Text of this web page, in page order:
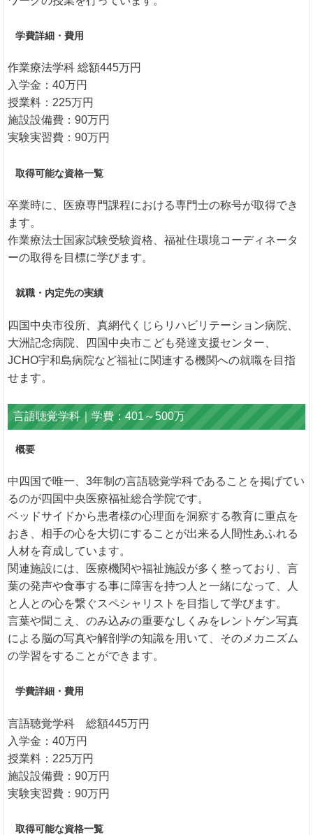
学費詳細・費用
作業療法学科 総額445万円
入学金：40万円
授業料：225万円
施設設備費：90万円
実験実習費：90万円
取得可能な資格一覧
卒業時に、医療専門課程における専門士の称号が取得でき
ます。
作業療法士国家試験受験資格、福祉住環境コーディネータ
ーの取得を目標に学びます。
就職・内定先の実績
四国中央市役所、真網代くじらリハビリテーション病院、
大洲記念病院、四国中央市こども発達支援センター、
JCHO宇和島病院など福祉に関連する機関への就職を目指
せます。
言語聴覚学科｜学費：401～500万
概要
中四国で唯一、3年制の言語聴覚学科であることを掲げてい
るのが四国中央医療福祉総合学院です。
ベッドサイドから患者様の心理面を洞察する教育に重点を
おき、相手の心を大切にすることが出来る人間性あふれる
人材を育成しています。
関連施設には、医療機関や福祉施設が多く整っており、言
葉の発声や食事する事に障害を持つ人と一緒になって、人
と人との心を繋ぐスペシャリストを目指して学びます。
言葉や聞こえ、のみ込みの重要なしくみをレントゲン写真
による脳の写真や解剖学の知識を用いて、そのメカニズム
の学習をすることができます。
学費詳細・費用
言語聴覚学科 総額445万円
入学金：40万円
授業料：225万円
施設設備費：90万円
実験実習費：90万円
取得可能な資格一覧